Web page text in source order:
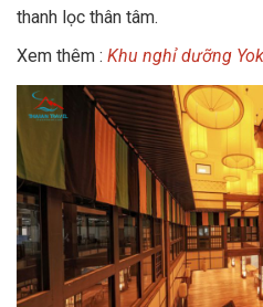
thanh lọc thân tâm.
Xem thêm : Khu nghỉ dưỡng